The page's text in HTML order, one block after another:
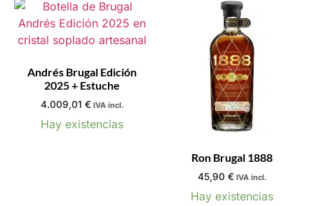
Andrés Brugal Edición
2025 + Estuche
4.009,01 € IVA incl.
Hay existencias
Ron Brugal 1888
45,90 € IVA incl.
Hay existencias